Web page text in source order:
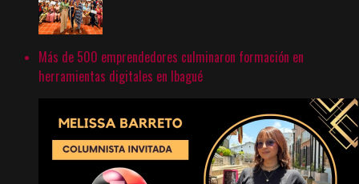
Más de 500 emprendedores culminaron formación en
herramientas digitales en Ibagué